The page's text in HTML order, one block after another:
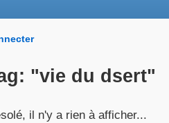
"vie du dsert"
il n'y a rien à afficher...